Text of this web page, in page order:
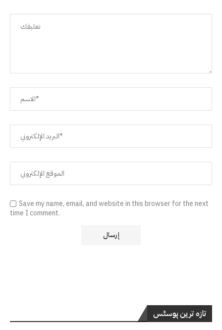
Save my name, email, and website in this browser for the next
time I comment.
تازہ ترین پوسٹس